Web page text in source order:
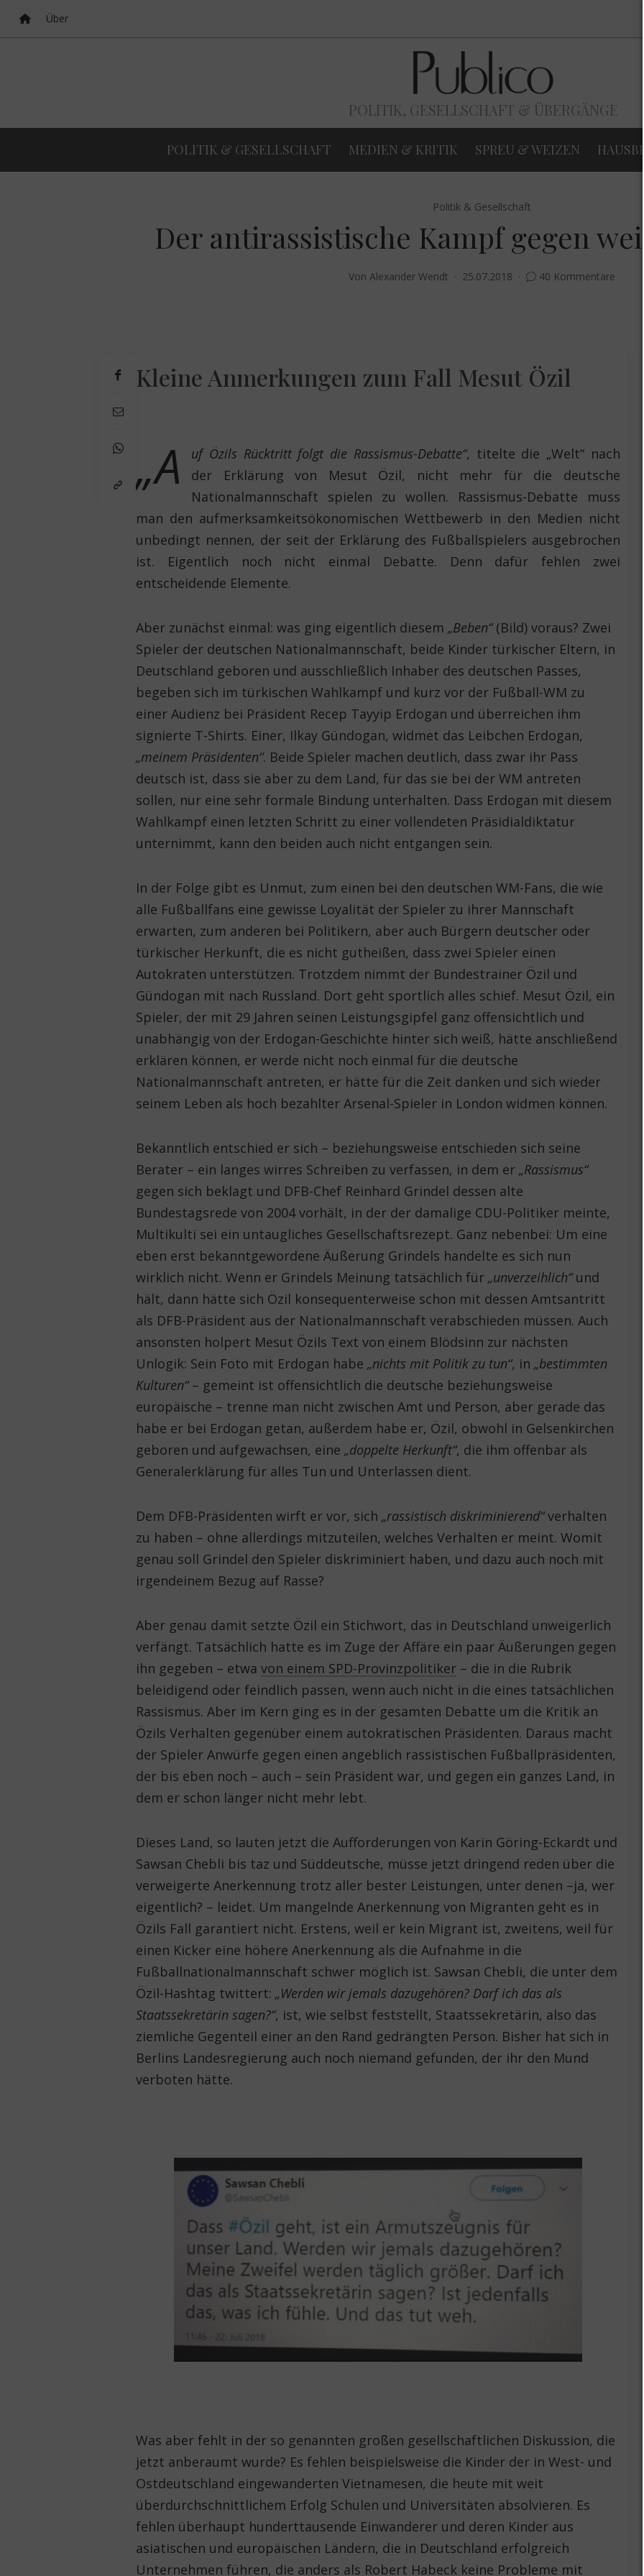
Über
POLITIK, GESELLSCHAFT & ÜBERGÄNGE
POLITIK & GESELLSCHAFT MEDIEN & KRITIK SPREU & WEIZEN
Politik & Gesellschaft
Der antirassistische Kampf gegen
Von Alexander Wendt 25.07.2018 40 Kommentare
Kleine Anmerkungen zum Fall Mesut Özil
„A uf Özils Rücktritt folgt die Rassismus-Debatte“, titelte die „Welt“ nach
der Erklärung von Mesut Özil, nicht mehr für die deutsche
Nationalmannschaft spielen zu wollen. Rassismus-Debatte muss
man den aufmerksamkeitsökonomischen Wettbewerb in den Medien nicht
unbedingt nennen, der seit der Erklärung des Fußballspielers ausgebrochen
ist. Eigentlich noch nicht einmal Debatte. Denn dafür fehlen zwei
entscheidende Elemente.
Aber zunächst einmal: was ging eigentlich diesem „Beben“(Bild) voraus? Zwei
Spieler der deutschen Nationalmannschaft, beide Kinder türkischer Eltern, in
Deutschland geboren und ausschließlich Inhaber des deutschen Passes,
begeben sich im türkischen Wahlkampf und kurz vor der Fußball-WM zu
einer Audienz bei Präsident Recep Tayyip Erdogan und überreichen ihm
signierte T-Shirts. Einer, Ilkay Gündogan, widmet das Leibchen Erdogan,
„meinem Präsidenten“. Beide Spieler machen deutlich, dass zwar ihr Pass
deutsch ist, dass sie aber zu dem Land, für das sie bei der WM antreten
sollen, nur eine sehr formale Bindung unterhalten. Dass Erdogan mit diesem
Wahlkampf einen letzten Schritt zu einer vollendeten Präsidialdiktatur
unternimmt, kann den beiden auch nicht entgangen sein.
In der Folge gibt es Unmut, zum einen bei den deutschen WM-Fans, die wie
alle Fußballfans eine gewisse Loyalität der Spieler zu ihrer Mannschaft
erwarten, zum anderen bei Politikern, aber auch Bürgern deutscher oder
türkischer Herkunft, die es nicht gutheißen, dass zwei Spieler einen
Autokraten unterstützen. Trotzdem nimmt der Bundestrainer Özil und
Gündogan mit nach Russland. Dort geht sportlich alles schief. Mesut Özil, ein
Spieler, der mit 29 Jahren seinen Leistungsgipfel ganz offensichtlich und
unabhängig von der Erdogan-Geschichte hinter sich weiß, hätte anschließend
erklären können, er werde nicht noch einmal für die deutsche
Nationalmannschaft antreten, er hätte für die Zeit danken und sich wieder
seinem Leben als hoch bezahlter Arsenal-Spieler in London widmen können.
Bekanntlich entschied er sich – beziehungsweise entschieden sich seine
Berater – ein langes wirres Schreiben zu verfassen, in dem er „Rassismus“
gegen sich beklagt und DFB-Chef Reinhard Grindel dessen alte
Bundestagsrede von 2004 vorhält, in der der damalige CDU-Politiker meinte,
Multikulti sei ein untaugliches Gesellschaftsrezept. Ganz nebenbei: Um eine
eben erst bekanntgewordene Äußerung Grindels handelte es sich nun
wirklich nicht. Wenn er Grindels Meinung tatsächlich für „unverzeihlich“und
hält, dann hätte sich Özil konsequenterweise schon mit dessen Amtsantritt
als DFB-Präsident aus der Nationalmannschaft verabschieden müssen. Auch
ansonsten holpert Mesut Özils Text von einem Blödsinn zur nächsten
Unlogik: Sein Foto mit Erdogan habe „nichts mit Politik zu tun“, in „bestimmten
Kulturen“– gemeint ist offensichtlich die deutsche beziehungsweise
europäische – trenne man nicht zwischen Amt und Person, aber gerade das
habe er bei Erdogan getan, außerdem habe er, Özil, obwohl in Gelsenkirchen
geboren und aufgewachsen, eine „doppelte Herkunft“, die ihm offenbar als
Generalerklärung für alles Tun und Unterlassen dient.
Dem DFB-Präsidenten wirft er vor, sich „rassistisch diskriminierend“verhalten
zu haben – ohne allerdings mitzuteilen, welches Verhalten er meint. Womit
genau soll Grindel den Spieler diskriminiert haben, und dazu auch noch mit
irgendeinem Bezug auf Rasse?
Aber genau damit setzte Özil ein Stichwort, das in Deutschland unweigerlich
verfängt. Tatsächlich hatte es im Zuge der Affäre ein paar Äußerungen gegen
ihn gegeben – etwavon einem SPD-Provinzpolitiker – die in die Rubrik
beleidigend oder feindlich passen, wenn auch nicht in die eines tatsächlichen
Rassismus. Aber im Kern ging es in der gesamten Debatte um die Kritik an
Özils Verhalten gegenüber einem autokratischen Präsidenten. Daraus macht
der Spieler Anwürfe gegen einen angeblich rassistischen Fußballpräsidenten,
der bis eben noch – auch – sein Präsident war, und gegen ein ganzes Land, in
dem er schon länger nicht mehr lebt.
Dieses Land, so lauten jetzt die Aufforderungen von Karin Göring-Eckardt und
Sawsan Chebli bis taz und Süddeutsche, müsse jetzt dringend reden über die
verweigerte Anerkennung trotz aller bester Leistungen, unter denen –ja, wer
eigentlich? – leidet. Um mangelnde Anerkennung von Migranten geht es in
Özils Fall garantiert nicht. Erstens, weil er kein Migrant ist, zweitens, weil für
einen Kicker eine höhere Anerkennung als die Aufnahme in die
Fußballnationalmannschaft schwer möglich ist. Sawsan Chebli, die unter dem
Özil-Hashtag twittert: „Werden wir jemals dazugehören? Darf ich das als
Staatssekretärin sagen?“, ist, wie selbst feststellt, Staatssekretärin, also das
ziemliche Gegenteil einer an den Rand gedrängten Person. Bisher hat sich in
Berlins Landesregierung auch noch niemand gefunden, der ihr den Mund
verboten hätte.
Was aber fehlt in der so genannten großen gesellschaftlichen Diskussion, die
jetzt anberaumt wurde? Es fehlen beispielsweise die Kinder der in West- und
Ostdeutschland eingewanderten Vietnamesen, die heute mit weit
überdurchschnittlichem Erfolg Schulen und Universitäten absolvieren. Es
fehlen überhaupt hunderttausende Einwanderer und deren Kinder aus
asiatischen und europäischen Ländern, die in Deutschland erfolgreich
Unternehmen führen, die anders als Robert Habeck keine Probleme mit